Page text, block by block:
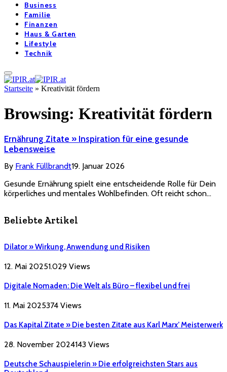
Business
Familie
Finanzen
Haus & Garten
Lifestyle
Technik
Startseite » Kreativität fördern
Browsing: Kreativität fördern
Ernährung Zitate » Inspiration für eine gesunde
Lebensweise
By Frank Füllbrandt19. Januar 2026
Gesunde Ernährung spielt eine entscheidende Rolle für Dein
körperliches und mentales Wohlbefinden. Oft reicht schon…
Beliebte Artikel
Dilator » Wirkung, Anwendung und Risiken
12. Mai 20251.029 Views
Digitale Nomaden: Die Welt als Büro – flexibel und frei
11. Mai 2025374 Views
Das Kapital Zitate » Die besten Zitate aus Karl Marx’ Meisterwerk
28. November 2024143 Views
Deutsche Schauspielerin » Die erfolgreichsten Stars aus